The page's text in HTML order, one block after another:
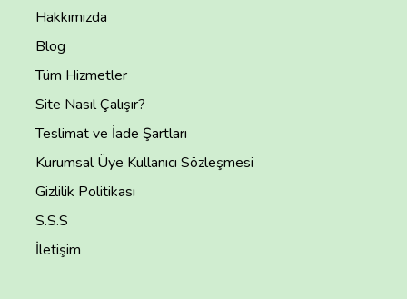
Hakkımızda
Blog
Tüm Hizmetler
Site Nasıl Çalışır?
Teslimat ve İade Şartları
Kurumsal Üye Kullanıcı Sözleşmesi
Gizlilik Politikası
S.S.S
İletişim